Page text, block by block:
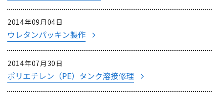
2014年09月04日
ウレタンパッキン製作
2014年07月30日
ポリエチレン（PE）タンク溶接修理